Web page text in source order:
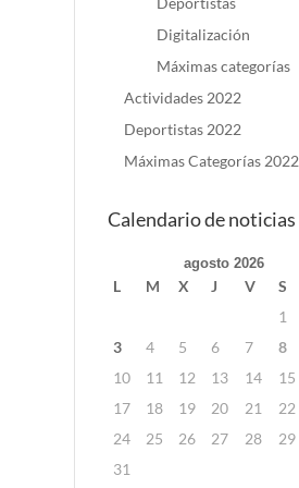
Digitalización
Máximas categorías
Actividades 2022
Deportistas 2022
Máximas Categorías 2022
Calendario de noticias
agosto 2026
L M X J V S
1
3
4 5 6 7 8
10
11 12 13 14 15
17
18 19 20 21 22
24
25 26 27 28 29
31